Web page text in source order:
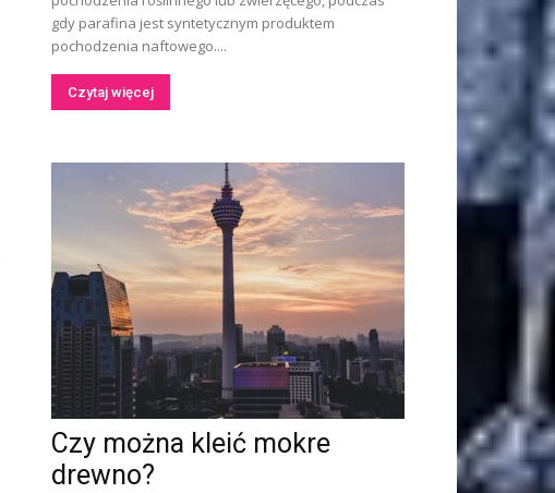
gdy parafina jest syntetycznym produktem
pochodzenia naftowego....
Czytaj więcej
Czy można kleić mokre
drewno?